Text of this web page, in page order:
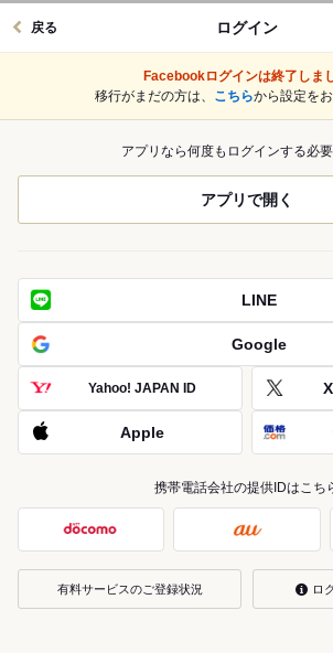
ログイン
戻る
Facebookログインは終了しま
移行がまだの方は、 こちらから設定を
アプリなら何度もログインする必要
アプリで開く
LINE
Google
Yahoo! JAPAN ID
Apple
携帯電話会社の提供IDはこち
有料サービスのご登録状況 ロ